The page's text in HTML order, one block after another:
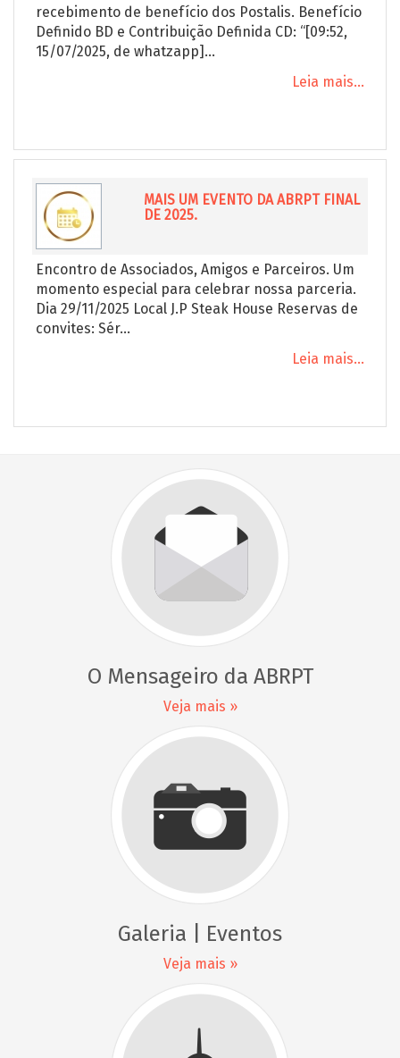
recebimento de benefício dos Postalis. Benefício
Definido BD e Contribuição Definida CD: “[09:52,
15/07/2025, de whatzapp]...
Leia mais...
MAIS UM EVENTO DA ABRPT FINAL
DE 2025.
Encontro de Associados, Amigos e Parceiros. Um
momento especial para celebrar nossa parceria.
Dia 29/11/2025 Local J.P Steak House Reservas de
convites: Sér...
Leia mais...
O Mensageiro da ABRPT
Veja mais »
Galeria | Eventos
Veja mais »